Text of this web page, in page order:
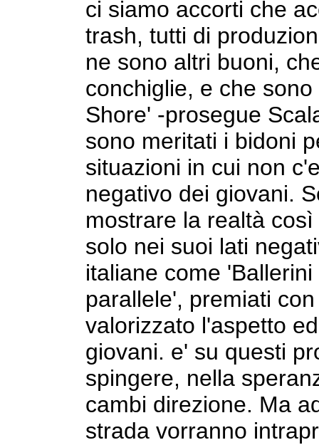
ci siamo accorti che
trash, tutti di
ne sono altri buoni,
conchiglie, e che
Shore' -prosegue
sono meritati i bidoni
situazioni in cui non
negativo dei giovani.
mostrare la realtà
solo nei suoi lati
italiane come
parallele', premiati
valorizzato l'aspetto
giovani. e' su questi
spingere, nella
cambi direzione. Ma
strada vorranno